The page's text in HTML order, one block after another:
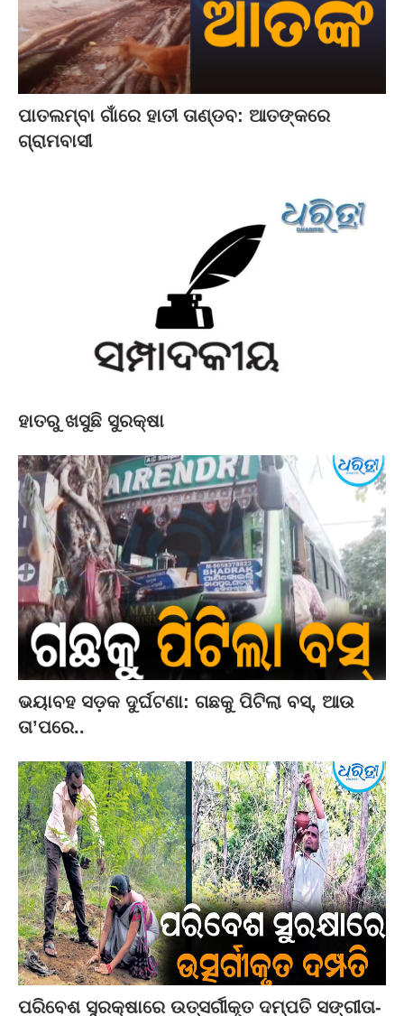
ପାତଲମ୍ବା ଗାଁରେ ହାତୀ ତାଣ୍ଡବ: ଆତଙ୍କରେ
ଗ୍ରାମବାସୀ
ହାତରୁ ଖସୁଛି ସୁରକ୍ଷା
ଭୟାବହ ସଡ଼କ ଦୁର୍ଘଟଣା: ଗଛକୁ ପିଟିଲା ବସ୍‌, ଆଉ
ତା’ପରେ..
ପରିବେଶ ସୁରକ୍ଷାରେ ଉତ୍ସର୍ଗୀକୃତ ଦମ୍ପତି ସଙ୍ଗୀତା-